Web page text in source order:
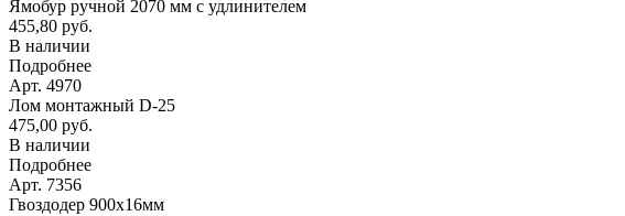
Ямобур ручной 2070 мм с удлинителем
455,80 руб.
В наличии
Подробнее
Арт. 4970
Лом монтажный D-25
475,00 руб.
В наличии
Подробнее
Арт. 7356
Гвоздодер 900х16мм